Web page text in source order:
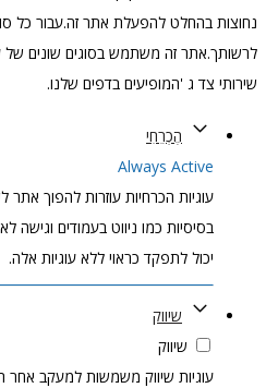
נחוצות בהחלט להפעלת אתר זה.עבור כל
לרשותך.אתר זה משתמש בסוגים שונים של
שירותי צד ג 'המופיעים בדפים שלנו.
הֶכְרֵחִי
Always Active
עוגיות הכרחיות עוזרות להפוך
בסיסיות כמו ניווט בעמודים וגישה
יכול לתפקד כראוי ללא עוגיות אלה.
שיווק
שיווק
עוגיות שיווק משמשות למעקב אחר